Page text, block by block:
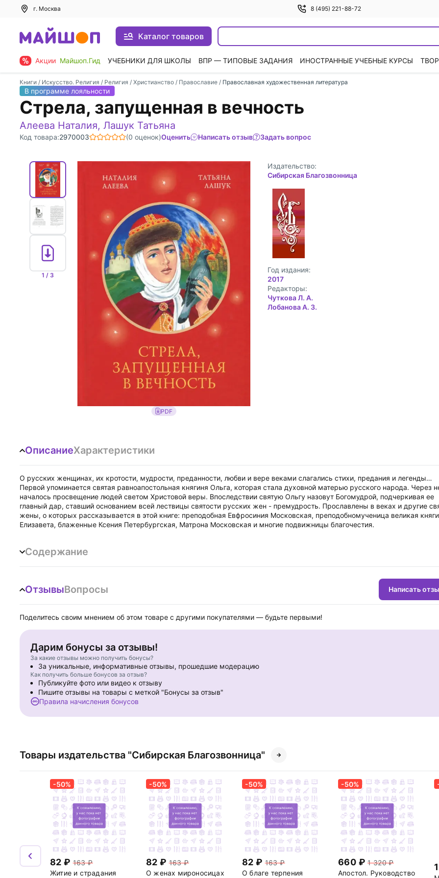
г. Москва 8 (495) 221-88-72
Каталог товаров
Акции Майшоп.Гид УЧЕБНИКИ ДЛЯ ШКОЛЫ ВПР — ТИПОВЫЕ ЗАДАНИЯ ИНОСТРАННЫЕ УЧЕБНЫЕ КУРСЫ
Книги / Искусство. Религия / Религия / Христианство / Православие / Православная художественная литература
В программе лояльности
Стрела, запущенная в вечность
Алеева Наталия, Лашук Татьяна
Код товара:2970003 (0 оценок)Оценить Написать отзыв Задать вопрос
PDF
1 / 3
Издательство:
Сибирская Благозвонница
Год издания:
2017
Редакторы:
Чуткова Л. А.
Лобанова А. З.
ОписаниеХарактеристики
О русских женщинах, их кротости, мудрости, преданности, любви и вере веками слагались стихи, предания и легенды…
Первой упоминается святая равноапостольная княгиня Ольга, которая стала духовной матерью русского народа. Через
началось просвещение людей светом Христовой веры. Впоследствии святую Ольгу назовут Богомудрой, подчеркивая ее
главный дар, ставший основанием всей лествицы святости русских жен - премудрость. Прославлены в веках и другие
жены, о которых рассказывается в этой книге: преподобная Евфросиния Московская, преподобномученица великая
Елизавета, блаженные Ксения Петербургская, Матрона Московская и многие подвижницы благочестия.
Содержание
ОтзывыВопросы Написать
Поделитесь своим мнением об этом товаре с другими покупателями — будьте первыми!
Дарим бонусы за отзывы!
За какие отзывы можно получить бонусы?
За уникальные, информативные отзывы, прошедшие модерацию
Как получить больше бонусов за отзыв?
Публикуйте фото или видео к отзыву
Пишите отзывы на товары с меткой "Бонусы за отзыв"
Правила начисления бонусов
Товары издательства "Сибирская Благозвонница"
-50%
82
163
Житие и страдания
-50%
82
163
О женах мироносицах
-50%
82
163
О благе терпения
-50%
660
1 320
Апостол. Руководство